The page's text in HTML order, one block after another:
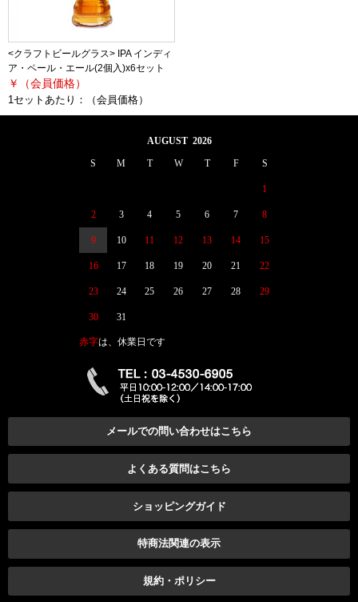
<クラフトビールグラス> IPA インディ
ア・ペール・エール(2個入)x6セット
￥（会員価格）
1セットあたり： （会員価格）
AUGUST 2026
S
M T W T F S
1
2 3 4 5 6 7 8
9 10 11 12 13 14 15
16 17 18 19 20 21 22
23 24 25 26 27 28 29
30 31
赤字は、休業日です
メールでの問い合わせはこちら
よくある質問はこちら
ショッピングガイド
特商法関連の表示
規約・ポリシー